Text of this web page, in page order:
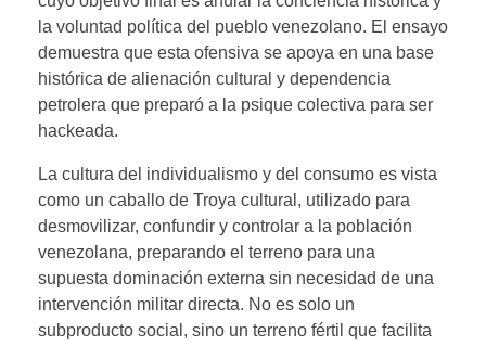
la voluntad política del pueblo venezolano. El ensayo
demuestra que esta ofensiva se apoya en una base
histórica de alienación cultural y dependencia
petrolera que preparó a la psique colectiva para ser
hackeada.
La cultura del individualismo y del consumo es vista
como un caballo de Troya cultural, utilizado para
desmovilizar, confundir y controlar a la población
venezolana, preparando el terreno para una
supuesta dominación externa sin necesidad de una
intervención militar directa. No es solo un
subproducto social, sino un terreno fértil que facilita